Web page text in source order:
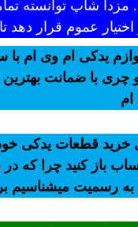
مزدا شاپ توانسته
عموم قرار دهد
یدکی ام وی ام با
چری با ضمانت
خرید قطعات یدکی
باز کنید چرا که در
به رسمیت میشناسیم